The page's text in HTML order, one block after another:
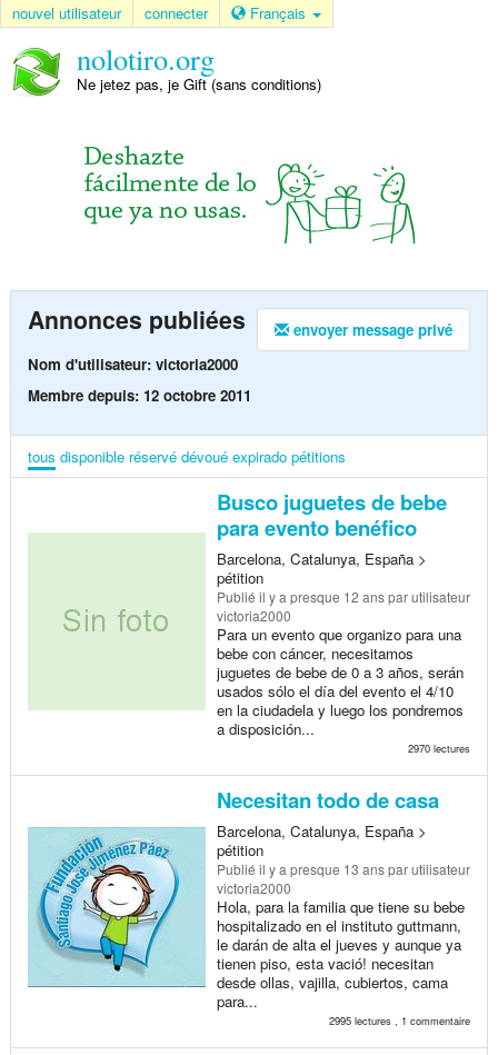
nouvel utilisateur connecter Français
nolotiro.org
Ne jetez pas, je Gift (sans conditions)
envoyer message privé
Annonces publiées
Nom d'utilisateur: victoria2000
Membre depuis: 12 octobre 2011
tous disponible réservé dévoué expirado pétitions
Busco juguetes de bebe
para evento benéfico
Barcelona, Catalunya, España >
pétition
Publié il y a presque 12 anspar utilisateur
victoria2000
Para un evento que organizo para una
bebe con cáncer, necesitamos
juguetes de bebe de 0 a 3 años, serán
usados sólo el día del evento el 4/10
en la ciudadela y luego los pondremos
a disposición...
2970 lectures
Necesitan todo de casa
Barcelona, Catalunya, España >
pétition
Publié il y a presque 13 anspar utilisateur
victoria2000
Hola, para la familia que tiene su bebe
hospitalizado en el instituto guttmann,
le darán de alta el jueves y aunque ya
tienen piso, esta vació! necesitan
desde ollas, vajilla, cubiertos, cama
para...
2995 lectures , 1 commentaire